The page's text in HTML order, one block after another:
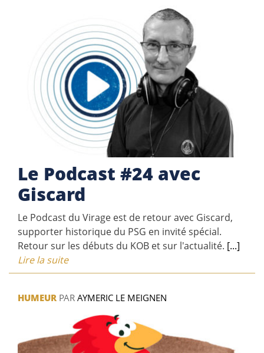
Le Podcast #24 avec
Giscard
Le Podcast du Virage est de retour avec Giscard,
supporter historique du PSG en invité spécial.
Retour sur les débuts du KOB et sur l'actualité. [...]
Lire la suite
HUMEUR PAR AYMERIC LE MEIGNEN